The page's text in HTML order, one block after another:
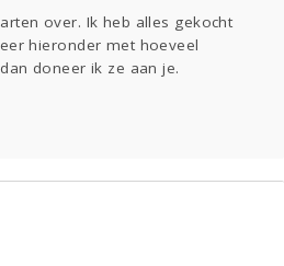
Doen
over. Ik heb alles gekocht
hieronder met hoeveel
doneer ik ze aan je.